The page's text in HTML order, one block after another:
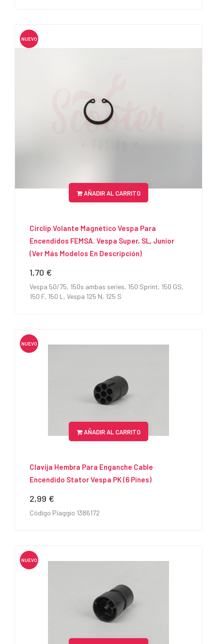
NUEVO
AÑADIR AL CARRITO
Circlip Volante Magnético Vespa Para
Encendidos FEMSA. Vespa Super, SL, Junior
(Ver Más Modelos En Descripción)
Precio
1,70 €
Vespa 50/75, 150s ambas series, 150 Sprint, 150 GS,
150 F, 150 L, Vespa 125 N, 125 S
NUEVO
AÑADIR AL CARRITO
Clavija Hembra Para Enganche Cable
Encendido Stator Vespa PK (6 Pines)
Precio
2,99 €
Código Piaggio 1386172
NUEVO